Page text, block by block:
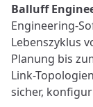
Balluff
Engineering-
Lebenszyklus
Planung bis
Link-
sicher,